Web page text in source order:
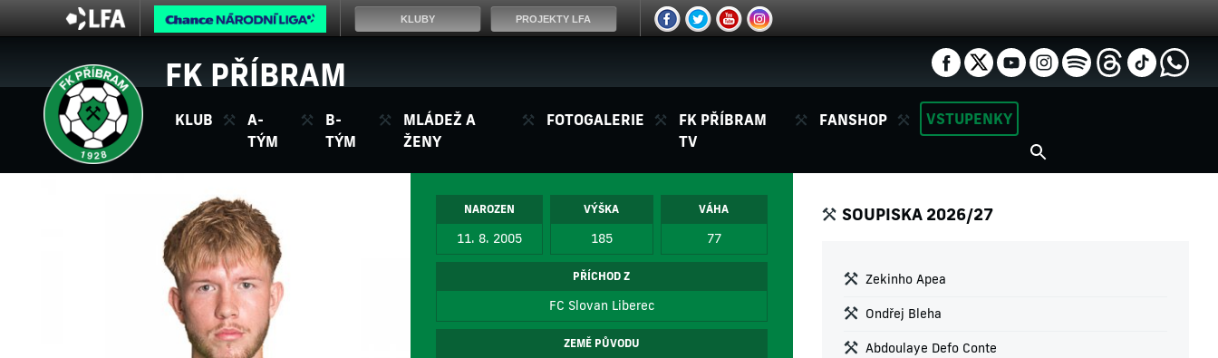
FK PŘÍBRAM
KLUB
A-
TÝM
B-
TÝM
MLÁDEŽ A
ŽENY
FOTOGALERIE
FK PŘÍBRAM
TV
FANSHOP VSTUPENKY
NAROZEN
11. 8. 2005
VÝŠKA
185
VÁHA
77
PŘÍCHOD Z
FC Slovan Liberec
ZEMĚ PŮVODU
SOUPISKA 2026/27
Zekinho Apea
Ondřej Bleha
Abdoulaye Defo Conte
KLUBY PROJEKTY LFA